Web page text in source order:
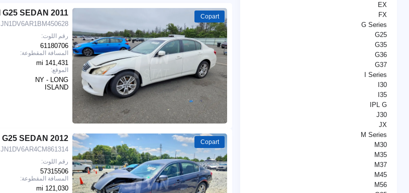
EX
FX
G Series
G25
G35
G36
G37
I Series
I30
I35
IPL G
J30
JX
M Series
M30
M35
M37
M45
M56
Copart
2011 INFINITI G25 SEDAN
JN1DV6AR1BM450628
رقم اللوت:
61180706
المسافة المقطوعة:
141,431 mi
الموقع:
NY - LONG
ISLAND
Copart
2012 INFINITI G25 SEDAN
JN1DV6AR4CM861314
رقم اللوت:
57315506
المسافة المقطوعة:
121,030 mi